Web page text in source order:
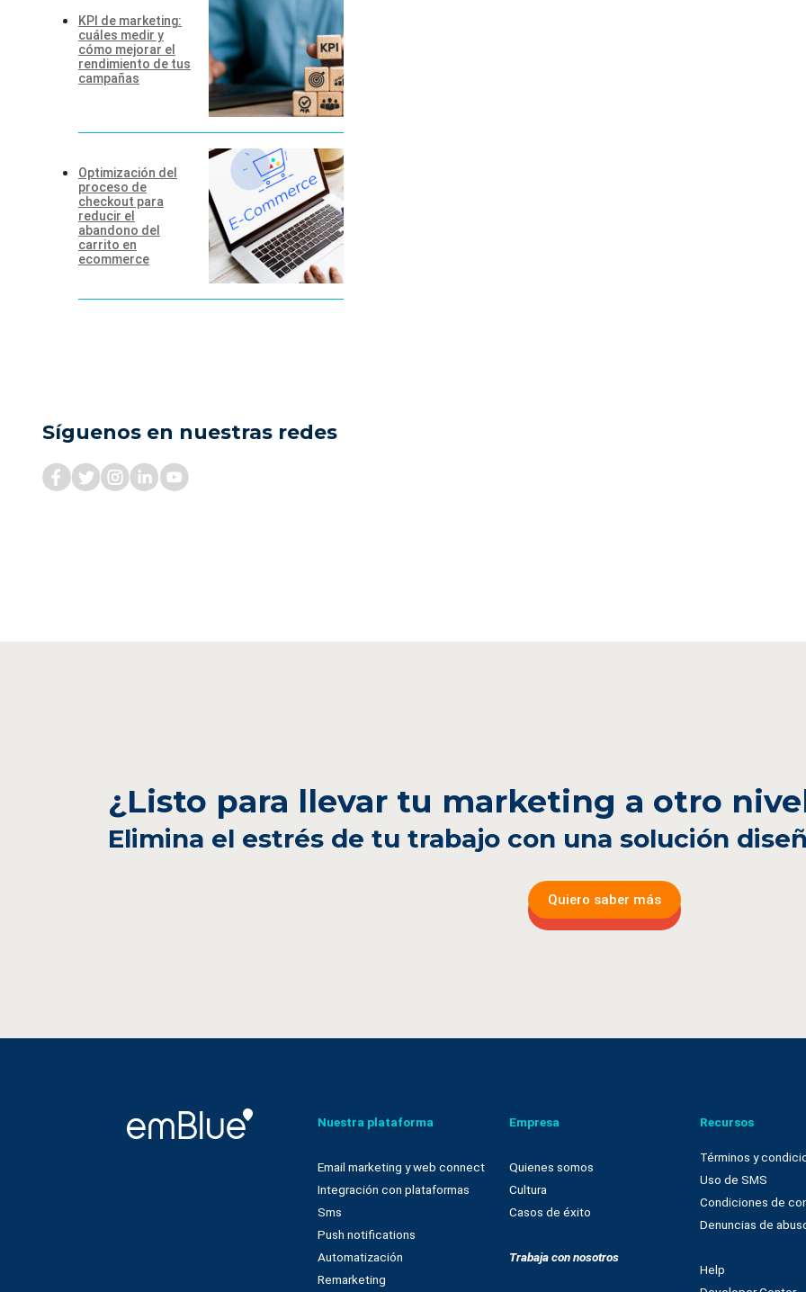
KPI de marketing:
cuáles medir y
cómo mejorar el
rendimiento de tus
campañas
Optimización del
proceso de
checkout para
reducir el
abandono del
carrito en
ecommerce
Síguenos en nuestras redes
¿Listo para llevar tu marketing a otro
Elimina el estrés de tu trabajo con una solución
Quiero saber más